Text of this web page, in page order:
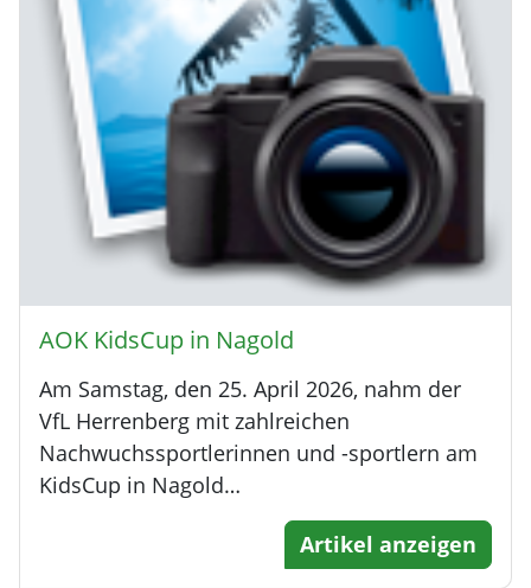
AOK KidsCup in Nagold
Am Samstag, den 25. April 2026, nahm der
VfL Herrenberg mit zahlreichen
Nachwuchssportlerinnen und -sportlern am
KidsCup in Nagold…
Artikel anzeigen